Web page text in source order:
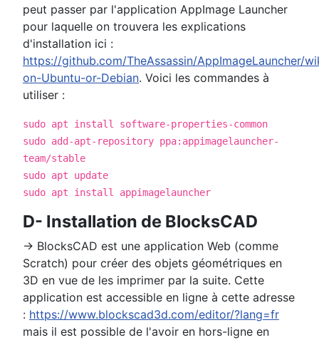
peut passer par l'application AppImage Launcher
pour laquelle on trouvera les explications
d'installation ici :
https://github.com/TheAssassin/AppImageLauncher/
on-Ubuntu-or-Debian. Voici les commandes à
utiliser :
sudo apt install software-properties-common
sudo add-apt-repository ppa:appimagelauncher-
team/stable
sudo apt update
sudo apt install appimagelauncher
D- Installation de BlocksCAD
→ BlocksCAD est une application Web (comme
Scratch) pour créer des objets géométriques en
3D en vue de les imprimer par la suite. Cette
application est accessible en ligne à cette adresse
: https://www.blockscad3d.com/editor/?lang=fr
mais il est possible de l'avoir en hors-ligne en